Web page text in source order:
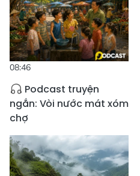
08:46
Podcast truyện
ngắn: Vòi nước mát xóm
chợ